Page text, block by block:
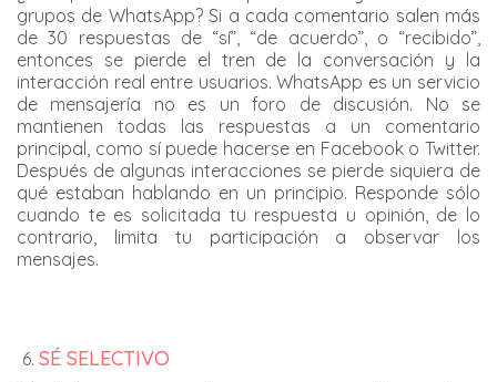
grupos de WhatsApp? Si a cada comentario salen más
de 30 respuestas de “sí”, “de acuerdo”, o “recibido”,
entonces se pierde el tren de la conversación y la
interacción real entre usuarios. WhatsApp es un servicio
de mensajería no es un foro de discusión. No se
mantienen todas las respuestas a un comentario
principal, como sí puede hacerse en Facebook o Twitter.
Después de algunas interacciones se pierde siquiera de
qué estaban hablando en un principio. Responde sólo
cuando te es solicitada tu respuesta u opinión, de lo
contrario, limita tu participación a observar los
mensajes.
SÉ SELECTIVO